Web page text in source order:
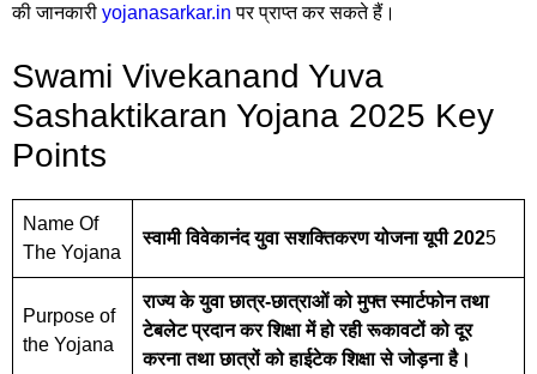
की जानकारी yojanasarkar.in पर प्राप्त कर सकते हैं।
Swami Vivekanand Yuva
Sashaktikaran Yojana 2025 Key
Points
Name Of
The Yojana
स्वामी विवेकानंद युवा सशक्तिकरण योजना यूपी 2025
Purpose of
the Yojana
राज्य के युवा छात्र-छात्राओं को मुफ्त स्मार्टफोन तथा
टेबलेट प्रदान कर शिक्षा में हो रही रूकावटों को दूर
करना तथा छात्रों को हाईटेक शिक्षा से जोड़ना है।